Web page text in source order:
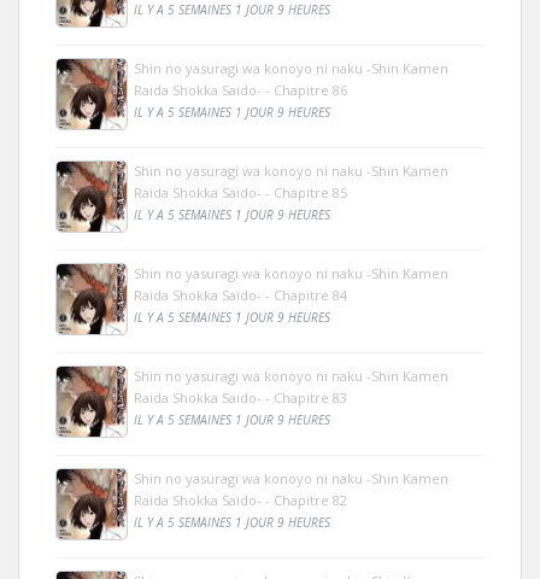
IL Y A 5 SEMAINES 1 JOUR 9 HEURES
Shin no yasuragi wa konoyo ni naku -Shin Kamen
Raida Shokka Saido- - Chapitre 86
IL Y A 5 SEMAINES 1 JOUR 9 HEURES
Shin no yasuragi wa konoyo ni naku -Shin Kamen
Raida Shokka Saido- - Chapitre 85
IL Y A 5 SEMAINES 1 JOUR 9 HEURES
Shin no yasuragi wa konoyo ni naku -Shin Kamen
Raida Shokka Saido- - Chapitre 84
IL Y A 5 SEMAINES 1 JOUR 9 HEURES
Shin no yasuragi wa konoyo ni naku -Shin Kamen
Raida Shokka Saido- - Chapitre 83
IL Y A 5 SEMAINES 1 JOUR 9 HEURES
Shin no yasuragi wa konoyo ni naku -Shin Kamen
Raida Shokka Saido- - Chapitre 82
IL Y A 5 SEMAINES 1 JOUR 9 HEURES